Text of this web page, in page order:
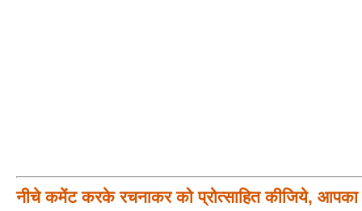
नीचे कमेंट करके रचनाकर को प्रोत्साहित कीजिये, आपका